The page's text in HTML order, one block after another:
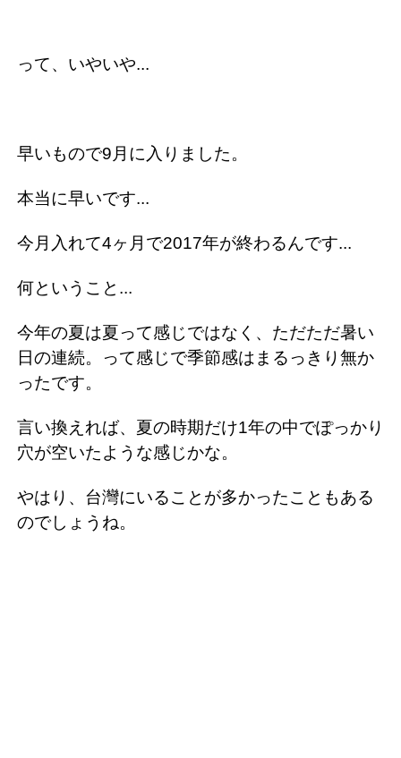
って、いやいや...
早いもので9月に入りました。
本当に早いです...
今月入れて4ヶ月で2017年が終わるんです...
何ということ...
今年の夏は夏って感じではなく、ただただ暑い
日の連続。って感じで季節感はまるっきり無か
ったです。
言い換えれば、夏の時期だけ1年の中でぽっかり
穴が空いたような感じかな。
やはり、台灣にいることが多かったこともある
のでしょうね。